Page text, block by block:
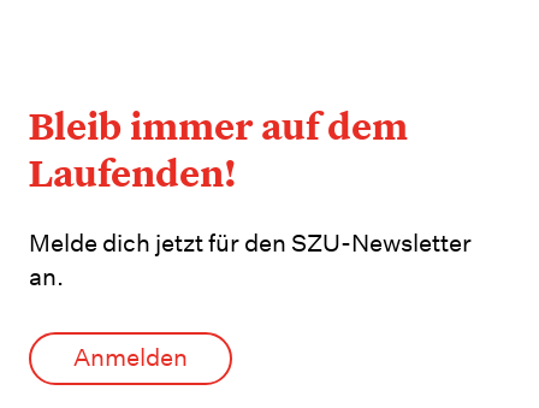
Benefits
Bleib immer auf dem
Laufenden!
Melde dich jetzt für den SZU-Newsletter
an.
Anmelden